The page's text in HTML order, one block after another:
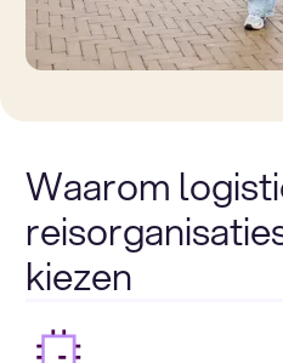
Waarom
kiezen